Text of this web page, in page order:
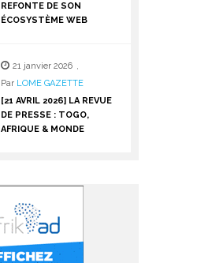
REFONTE DE SON
ÉCOSYSTÈME WEB
21 janvier 2026 ,
Par LOME GAZETTE
[21 AVRIL 2026] LA REVUE
DE PRESSE : TOGO,
AFRIQUE & MONDE